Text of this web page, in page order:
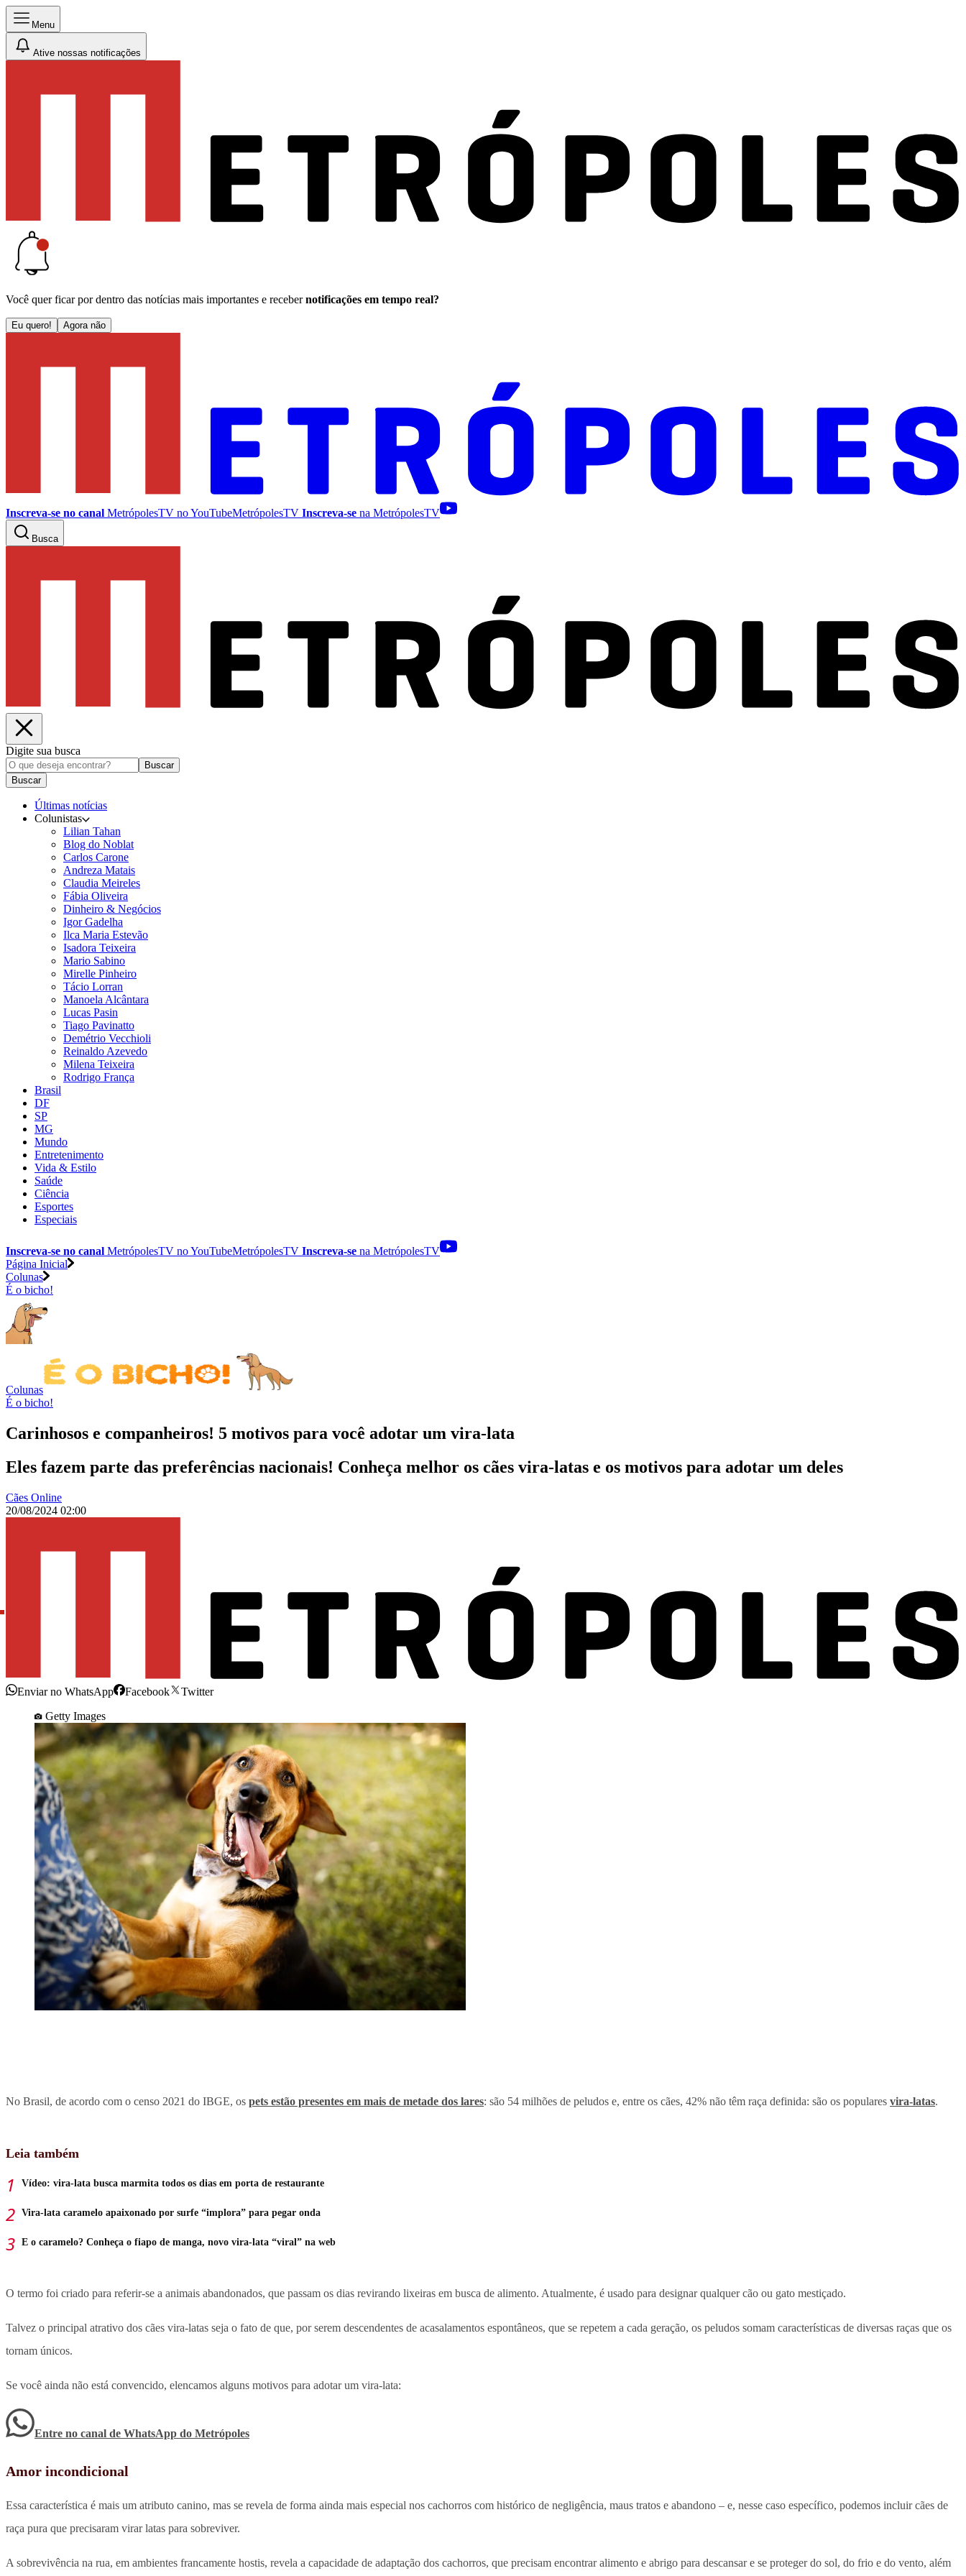
Menu
Ative nossas notificações
Você quer ficar por dentro das notícias mais importantes e receber notificações em tempo real?
Eu quero! Agora não
Inscreva-se no canal MetrópolesTV noYouTubeMetrópolesTV Inscreva-se na MetrópolesTV
Busca
Digite sua busca
Buscar
Buscar
Últimas notícias
Colunistas
Lilian Tahan
Blog do Noblat
Carlos Carone
Andreza Matais
Claudia Meireles
Fábia Oliveira
Dinheiro & Negócios
Igor Gadelha
Ilca Maria Estevão
Isadora Teixeira
Mario Sabino
Mirelle Pinheiro
Tácio Lorran
Manoela Alcântara
Lucas Pasin
Tiago Pavinatto
Demétrio Vecchioli
Reinaldo Azevedo
Milena Teixeira
Rodrigo França
Brasil
DF
SP
MG
Mundo
Entretenimento
Vida & Estilo
Saúde
Ciência
Esportes
Especiais
Inscreva-se no canal MetrópolesTV noYouTubeMetrópolesTV Inscreva-se na MetrópolesTV
Página Inicial
Colunas
É o bicho!
Colunas
É o bicho!
Carinhosos e companheiros! 5 motivos para você adotar um vira-lata
Eles fazem parte das preferências nacionais! Conheça melhor os cães vira-latas e os motivos para adotar um deles
Cães Online
20/08/2024 02:00
Enviar no WhatsApp Facebook
Twitter
Getty Images
No Brasil, de acordo com o censo 2021 do IBGE, os pets estão presentes em mais de metade dos lares: são 54 milhões de peludos e, entre os cães, 42% não têm raça definida: são os populares vira-latas.
Leia também
Vídeo: vira-lata busca marmita todos os dias em porta de restaurante
Vira-lata caramelo apaixonado por surfe “implora” para pegar onda
E o caramelo? Conheça o fiapo de manga, novo vira-lata “viral” na web
O termo foi criado para referir-se a animais abandonados, que passam os dias revirando lixeiras em busca de alimento. Atualmente, é usado para designar qualquer cão ou gato mestiçado.
Talvez o principal atrativo dos cães vira-latas seja o fato de que, por serem descendentes de acasalamentos espontâneos, que se repetem a cada geração, os peludos somam características de diversas raças que os
tornam únicos.
Se você ainda não está convencido, elencamos alguns motivos para adotar um vira-lata:
Entre no canal de WhatsApp do Metrópoles
Amor incondicional
Essa característica é mais um atributo canino, mas se revela de forma ainda mais especial nos cachorros com histórico de negligência, maus tratos e abandono – e, nesse caso específico, podemos incluir cães de
raça pura que precisaram virar latas para sobreviver.
A sobrevivência na rua, em ambientes francamente hostis, revela a capacidade de adaptação dos cachorros, que precisam encontrar alimento e abrigo para descansar e se proteger do sol, do frio e do vento, além